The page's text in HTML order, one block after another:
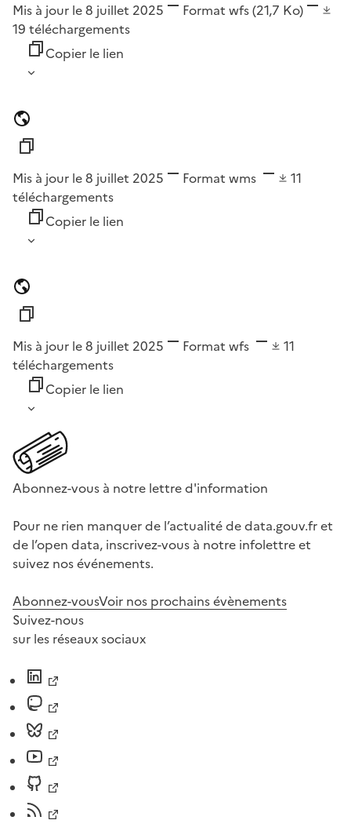
Mis à jour le 8 juillet 2025 Format wfs(21,7 Ko)
19 téléchargements
Copier le lien
Mis à jour le 8 juillet 2025 Format wms
11
téléchargements
Copier le lien
Mis à jour le 8 juillet 2025 Format wfs
11
téléchargements
Copier le lien
Abonnez-vous à notre lettre d'information
Pour ne rien manquer de l’actualité de data.gouv.fr et
de l’open data, inscrivez-vous à notre infolettre et
suivez nos événements.
Abonnez-vousVoir nos prochains évènements
Suivez-nous
sur les réseaux sociaux